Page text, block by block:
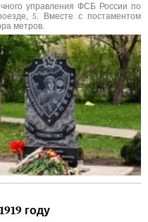
управления ФСБ России по
5. Вместе с постаментом
метров.
году